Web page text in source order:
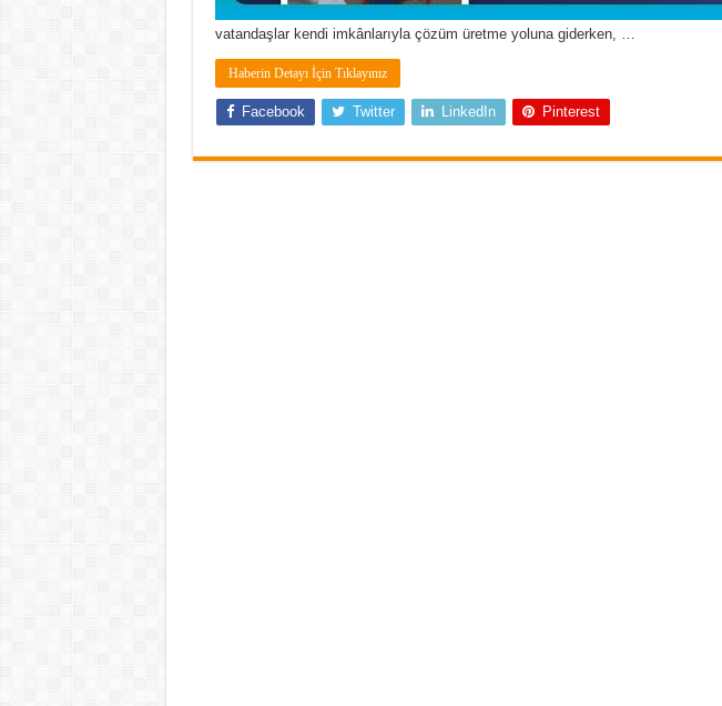
vatandaşlar kendi imkânlarıyla çözüm üretme yoluna giderken, …
Haberin Detayı İçin Tıklayınız
Facebook Twitter LinkedIn Pinterest